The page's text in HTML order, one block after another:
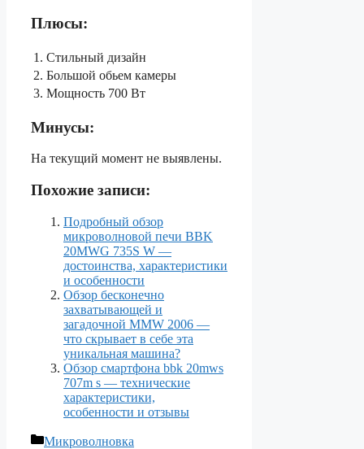
Плюсы:
1. Стильный дизайн
2. Большой обьем камеры
3. Мощность 700 Вт
Минусы:
На текущий момент не выявлены.
Похожие записи:
Подробный обзор
микроволновой печи BBK
20MWG 735S W —
достоинства, характеристики
и особенности
Обзор бесконечно
захватывающей и
загадочной MMW 2006 —
что скрывает в себе эта
уникальная машина?
Обзор смартфона bbk 20mws
707m s — технические
характеристики,
особенности и отзывы
Рубрики
Микроволновка